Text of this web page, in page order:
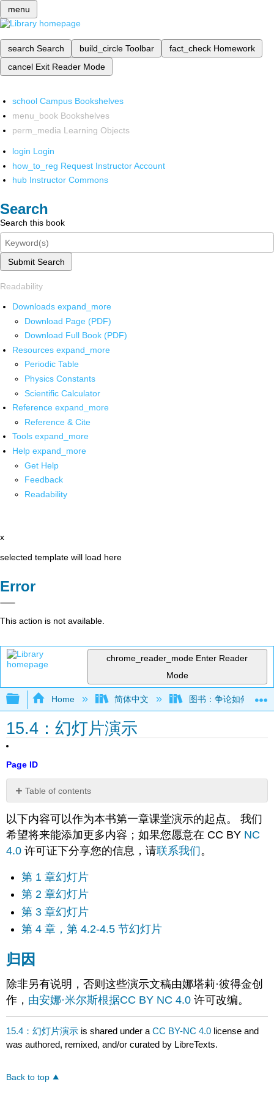
menu
search Search build_circle Toolbar fact_check Homework
cancel Exit Reader Mode
school Campus Bookshelves
menu_book Bookshelves
perm_media Learning Objects
login Login
how_to_reg Request Instructor Account
hub Instructor Commons
Search
Search this book
Submit Search
Readability
Downloads expand_more
Download Page (PDF)
Download Full Book (PDF)
Resources expand_more
Periodic Table
Physics Constants
Scientific Calculator
Reference expand_more
Reference & Cite
Tools expand_more
Help expand_more
Get Help
Feedback
Readability
x
selected template will load here
Error
This action is not available.
chrome_reader_mode Enter Reader
Mode
Expand/collapse global hierarchy
Home 简体中文 图书：争论如何运作
15.4：幻灯片演示
Page ID
Table of contents
因
以下内容可以作为本书第一章课堂演示的起点。 我们
希望将来能添加更多内容；如果您愿意在 CC BY NC
4.0 许可证下分享您的信息，请联系我们。
第 1 章幻灯片
第 2 章幻灯片
第 3 章幻灯片
第 4 章，第 4.2-4.5 节幻灯片
归因
除非另有说明，否则这些演示文稿由娜塔莉·彼得金创
作， 由安娜·米尔斯根据CC BY NC 4.0 许可改编。
15.4：幻灯片演示 is shared under aCC BY-NC 4.0 license and
was authored, remixed, and/or curated by LibreTexts.
Back to top